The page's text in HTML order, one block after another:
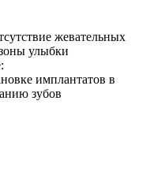
жевательных
улыбки
имплантатов в
зубов